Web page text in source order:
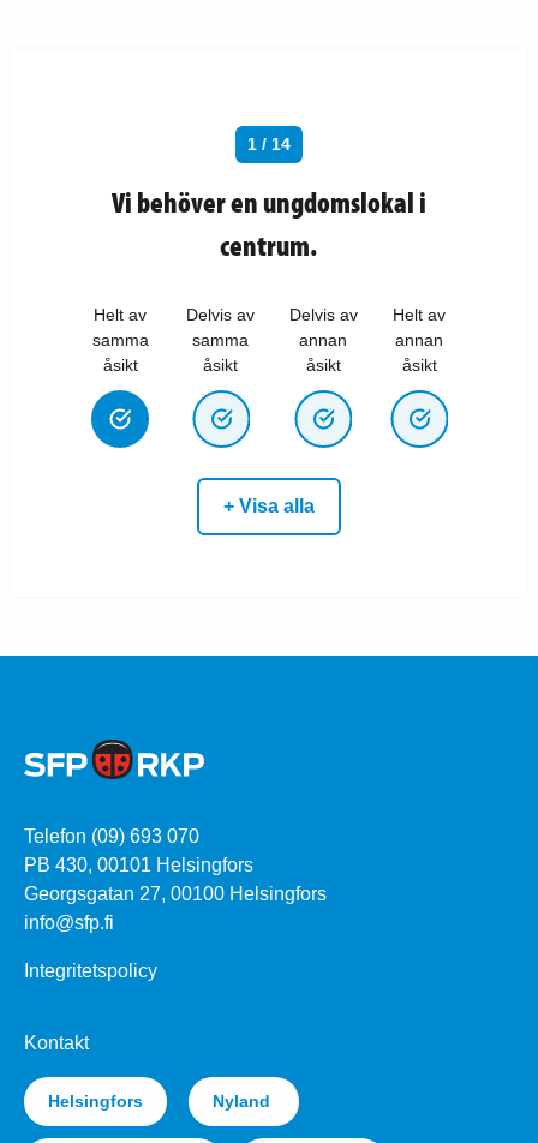
1 / 14
Vi behöver en ungdomslokal i
centrum.
Helt av
samma
åsikt
Delvis av
samma
åsikt
Delvis av
annan
åsikt
Helt av
annan
åsikt
+ Visa alla
Telefon (09) 693 070
PB 430, 00101 Helsingfors
Georgsgatan 27, 00100 Helsingfors
info@sfp.fi
Integritetspolicy
Kontakt
Helsingfors Nyland